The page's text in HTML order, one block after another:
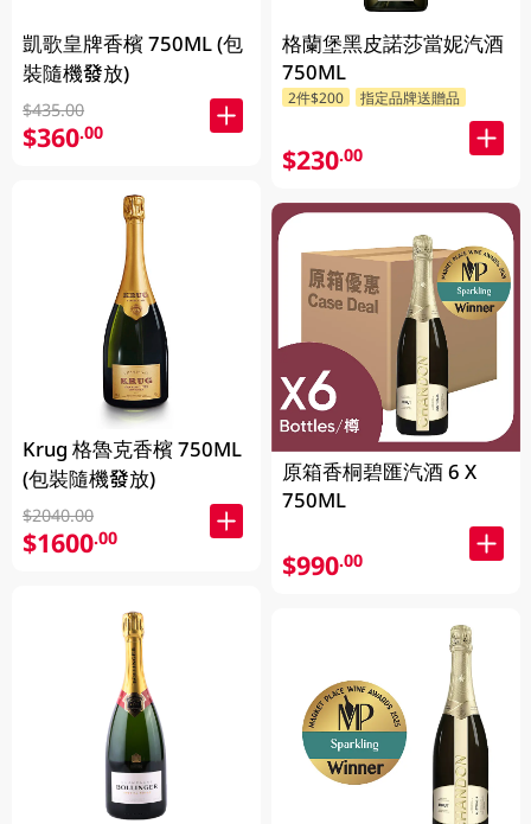
凱歌皇牌香檳 750ML (包
裝隨機發放)
$435.00
$360.00
Krug 格魯克香檳 750ML
(包裝隨機發放)
$2040.00
$1600.00
格蘭堡黑皮諾莎當妮汽酒
750ML
2件$200 指定品牌送贈品
$230.00
原箱香桐碧匯汽酒 6 X
750ML
$990.00